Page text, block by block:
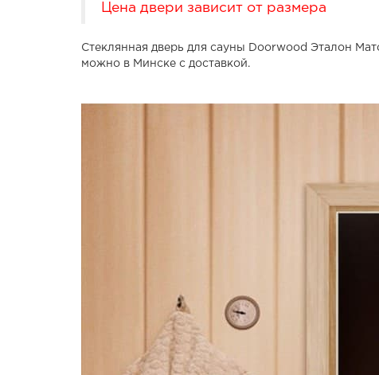
Цена двери зависит от размера
Стеклянная дверь для сауны Doorwood Эталон
можно в Минске с доставкой.